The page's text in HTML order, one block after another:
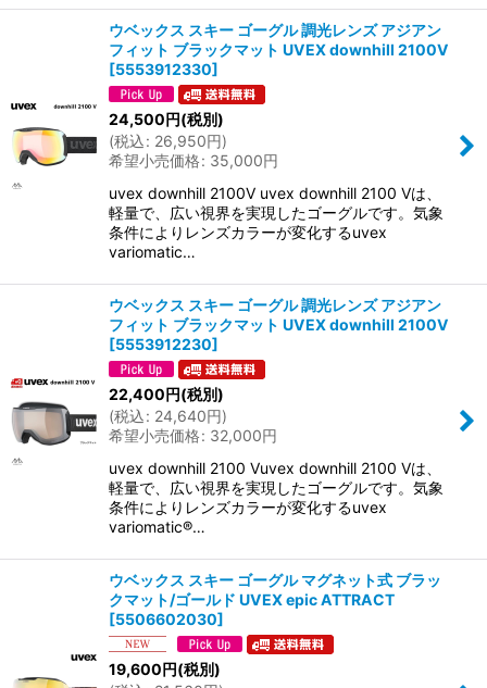
ウベックス スキー ゴーグル 調光レンズ アジアン
フィット ブラックマット UVEX downhill 2100V
[5553912330]
24,500円(税別)
(税込: 26,950円)
希望小売価格: 35,000円
uvex downhill 2100V uvex downhill 2100 Vは、
軽量で、広い視界を実現したゴーグルです。気象
条件によりレンズカラーが変化するuvex
variomatic…
ウベックス スキー ゴーグル 調光レンズ アジアン
フィット ブラックマット UVEX downhill 2100V
[5553912230]
22,400円(税別)
(税込: 24,640円)
希望小売価格: 32,000円
uvex downhill 2100 Vuvex downhill 2100 Vは、
軽量で、広い視界を実現したゴーグルです。気象
条件によりレンズカラーが変化するuvex
variomatic®…
ウベックス スキー ゴーグル マグネット式 ブラッ
クマット/ゴールド UVEX epic ATTRACT
[5506602030]
19,600円(税別)